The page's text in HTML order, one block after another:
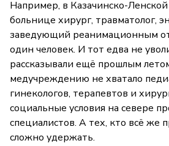
Например, в Казачинско-
больнице хирург, травматолог,
заведующий реанимационным
один человек. И тот едва не
рассказывали ещё прошлым
медучреждению не хватало
гинекологов, терапевтов и
социальные условия на севере
специалистов. А тех, кто всё же
сложно удержать.